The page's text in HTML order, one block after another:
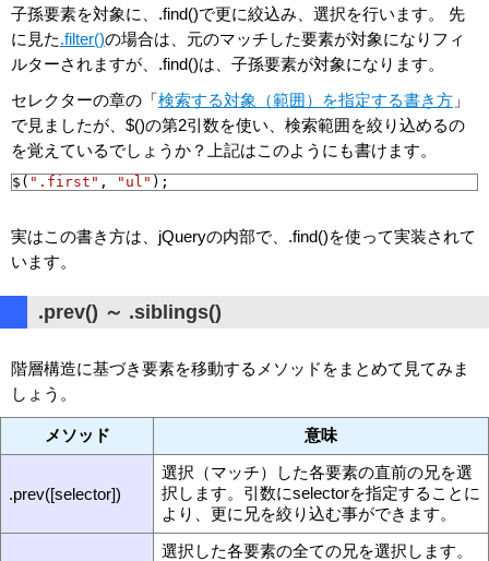
子孫要素を対象に、.find()で更に絞込み、選択を行います。 先
に見た.filter()の場合は、元のマッチした要素が対象になりフィ
ルターされますが、.find()は、子孫要素が対象になります。
セレクターの章の「検索する対象（範囲）を指定する書き方 」
で見ましたが、$()の第2引数を使い、検索範囲を絞り込めるの
を覚えているでしょうか？上記はこのようにも書けます。
$ ( ".first" , "ul" );
実はこの書き方は、jQueryの内部で、.find()を使って実装されて
います。
.prev() ～ .siblings()
階層構造に基づき要素を移動するメソッドをまとめて見てみま
しょう。
メソッド 意味
.prev([selector])
選択（マッチ）した各要素の直前の兄を選
択します。引数にselectorを指定することに
より、更に兄を絞り込む事ができます。
選択した各要素の全ての兄を選択します。